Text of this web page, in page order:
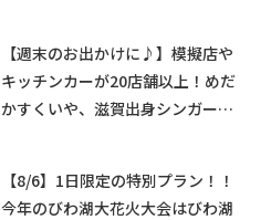
【週末のお出かけに♪】模擬店や
キッチンカーが20店舗以上！めだ
かすくいや、滋賀出身シンガーソ
【8/6】1日限定の特別プラン！！
今年のびわ湖大花火大会はびわ湖